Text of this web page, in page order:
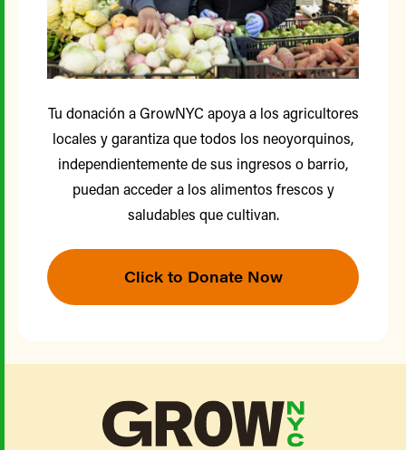
Tu donación a GrowNYC apoya a los agricultores
locales y garantiza que todos los neoyorquinos,
independientemente de sus ingresos o barrio,
puedan acceder a los alimentos frescos y
saludables que cultivan.
Click to Donate Now